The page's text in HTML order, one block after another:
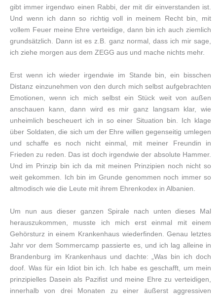
gibt immer irgendwo einen Rabbi, der mit dir einverstanden ist.
Und wenn ich dann so richtig voll in meinem Recht bin, mit
vollem Feuer meine Ehre verteidige, dann bin ich auch ziemlich
grundsätzlich. Dann ist es z.B. ganz normal, dass ich mir sage,
ich ziehe morgen aus dem ZEGG aus und mache nichts mehr.
Erst wenn ich wieder irgendwie im Stande bin, ein bisschen
Distanz einzunehmen von den durch mich selbst aufgebrachten
Emotionen, wenn ich mich selbst ein Stück weit von außen
anschauen kann, dann wird es mir ganz langsam klar, wie
unheimlich bescheuert ich in so einer Situation bin. Ich klage
über Soldaten, die sich um der Ehre willen gegenseitig umlegen
und schaffe es noch nicht einmal, mit meiner Freundin in
Frieden zu reden. Das ist doch irgendwie der absolute Hammer.
Und im Prinzip bin ich da mit meinen Prinzipien noch nicht so
weit gekommen. Ich bin im Grunde genommen noch immer so
altmodisch wie die Leute mit ihrem Ehrenkodex in Albanien.
Um nun aus dieser ganzen Spirale nach unten dieses Mal
herauszukommen, musste ich mich erst einmal mit einem
Gehörsturz in einem Krankenhaus wiederfinden. Genau letztes
Jahr vor dem Sommercamp passierte es, und ich lag alleine in
Brandenburg im Krankenhaus und dachte: „Was bin ich doch
doof. Was für ein Idiot bin ich. Ich habe es geschafft, um mein
prinzipielles Dasein als Pazifist und meine Ehre zu verteidigen,
innerhalb von drei Monaten zu einer äußerst aggressiven